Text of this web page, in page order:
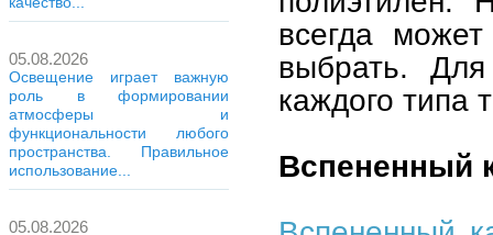
05.08.2026
Освещение играет важную
роль в формировании
атмосферы и
функциональности любого
пространства. Правильное
использование...
05.08.2026
всегда
выбрать. Для
каждого типа
Вспененный